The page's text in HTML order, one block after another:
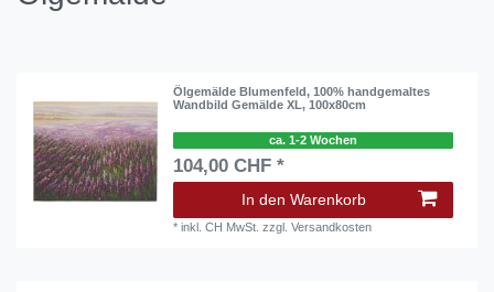
Ölgemälde Blumenfeld, 100% handgemaltes
Wandbild Gemälde XL, 100x80cm
ca. 1-2 Wochen
104,00 CHF *
In den Warenkorb
*inkl. CH MwSt. zzgl.Versandkosten